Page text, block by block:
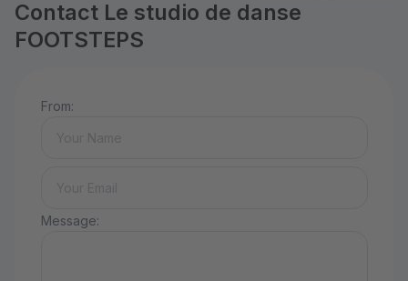
Contact Le studio de danse
FOOTSTEPS
From:
Message: